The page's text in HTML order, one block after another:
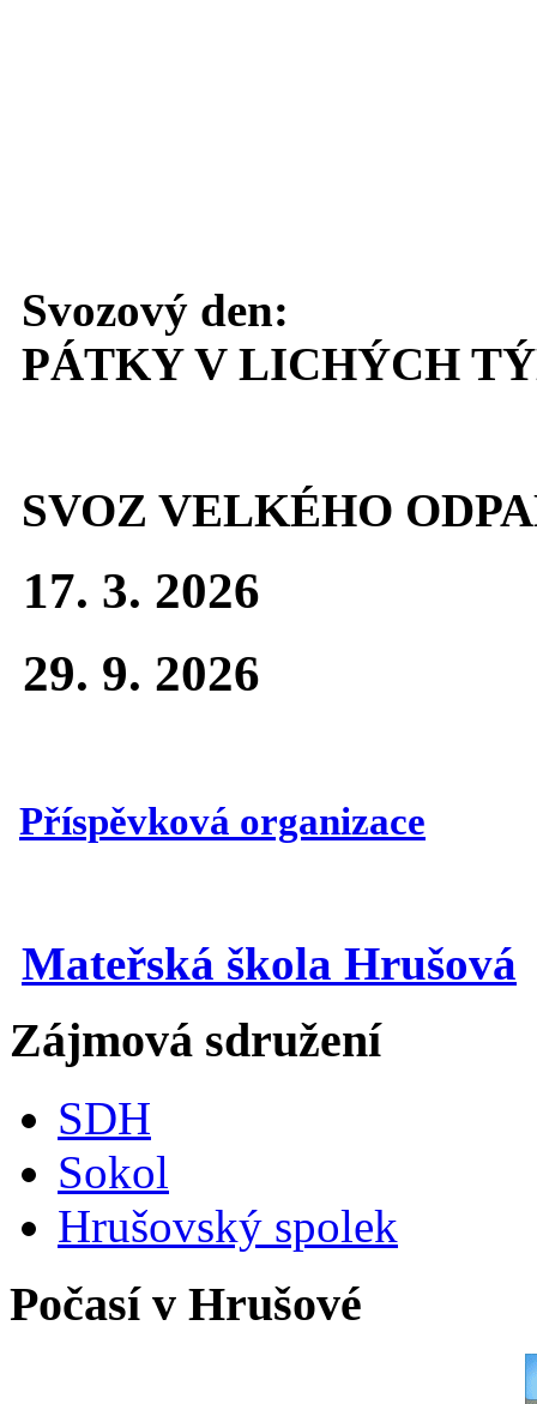
Svozový den:
PÁTKY V LICHÝCH
SVOZ VELKÉHO
17. 3. 2026
29. 9. 2026
Příspěvková organizace
Mateřská škola Hrušová
Zájmová sdružení
SDH
Sokol
Hrušovský spolek
Počasí v Hrušové